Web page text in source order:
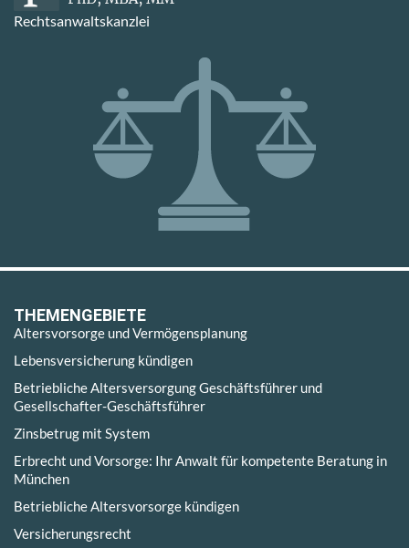
Rechtsanwaltskanzlei
THEMENGEBIETE
Altersvorsorge und Vermögensplanung
Lebensversicherung kündigen
Betriebliche Altersversorgung Geschäftsführer und
Gesellschafter-Geschäftsführer
Zinsbetrug mit System
Erbrecht und Vorsorge: Ihr Anwalt für kompetente Beratung in
München
Betriebliche Altersvorsorge kündigen
Versicherungsrecht